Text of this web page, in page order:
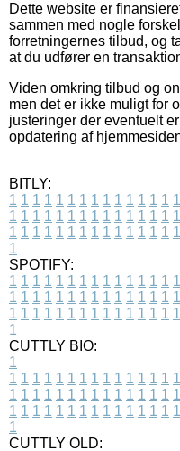
Dette website er
sammen med nogle
forretningernes tilbud, og
at du udfører en
Viden omkring tilbud og
men det er ikke muligt for
justeringer der eventuelt
opdatering af
BITLY:
1 1 1 1 1 1 1 1 1 1 1 1 1 1 1
1 1 1 1 1 1 1 1 1 1 1 1 1 1 1
1 1 1 1 1 1 1 1 1 1 1 1 1 1 1
1
SPOTIFY:
1 1 1 1 1 1 1 1 1 1 1 1 1 1 1
1 1 1 1 1 1 1 1 1 1 1 1 1 1 1
1 1 1 1 1 1 1 1 1 1 1 1 1 1 1
1
CUTTLY BIO:
1
1 1 1 1 1 1 1 1 1 1 1 1 1 1 1
1 1 1 1 1 1 1 1 1 1 1 1 1 1 1
1 1 1 1 1 1 1 1 1 1 1 1 1 1 1
1
CUTTLY OLD: